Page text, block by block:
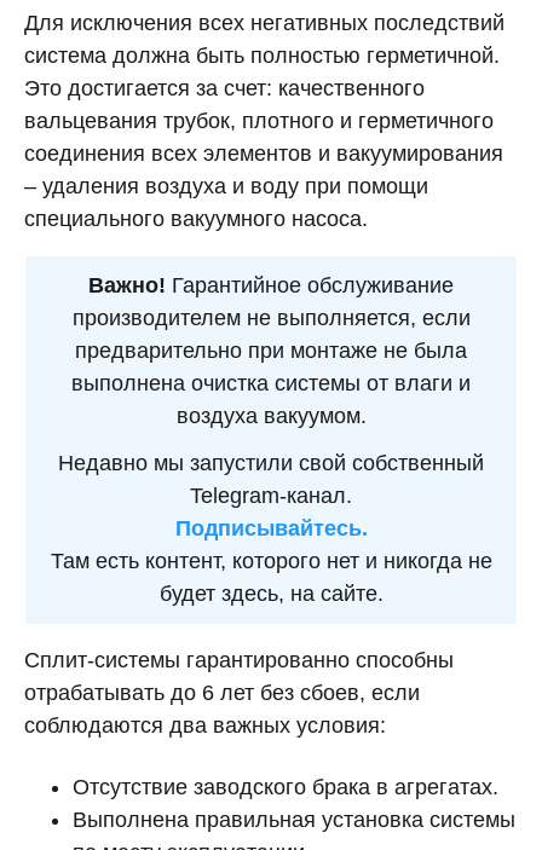
Для исключения всех негативных последствий
система должна быть полностью герметичной.
Это достигается за счет: качественного
вальцевания трубок, плотного и герметичного
соединения всех элементов и вакуумирования
– удаления воздуха и воду при помощи
специального вакуумного насоса.
Важно! Гарантийное обслуживание
производителем не выполняется, если
предварительно при монтаже не была
выполнена очистка системы от влаги и
воздуха вакуумом.
Недавно мы запустили свой собственный
Telegram-канал.
Подписывайтесь.
Там есть контент, которого нет и никогда не
будет здесь, на сайте.
Сплит-системы гарантированно способны
отрабатывать до 6 лет без сбоев, если
соблюдаются два важных условия:
Отсутствие заводского брака в агрегатах.
Выполнена правильная установка системы